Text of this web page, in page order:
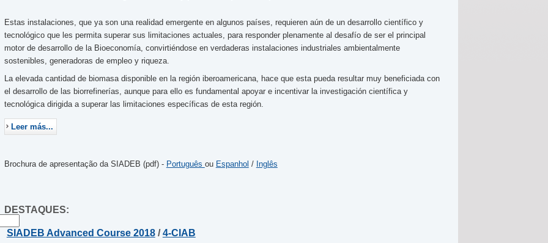
Estas instalaciones, que ya son una realidad emergente en algunos países, requieren aún de un desarrollo científico y
tecnológico que les permita superar sus limitaciones actuales, para responder plenamente al desafío de ser el principal
motor de desarrollo de la Bioeconomía, convirtiéndose en verdaderas instalaciones industriales ambientalmente
sostenibles, generadoras de empleo y riqueza.
La elevada cantidad de biomasa disponible en la región iberoamericana, hace que esta pueda resultar muy beneficiada con
el desarrollo de las biorrefinerías, aunque para ello es fundamental apoyar e incentivar la investigación científica y
tecnológica dirigida a superar las limitaciones específicas de esta región.
Leer más...
Brochura de apresentação da SIADEB (pdf) - Português ou Espanhol / Inglês
DESTAQUES:
SIADEB Advanced Course 2018/4-CIAB